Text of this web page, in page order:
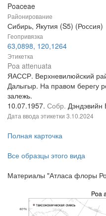
Poaceae
Районирование
Сибирь, Якутия (S5) (Россия)
Геопривязка
63,0898, 120,1264
Этикетка
Poa attenuata
ЯАССР. Верхневилюйский
Далыгыр. На правом берегу
залежь.
10.07.1957. Собр. Дэндэвийн
Дата ввода этикетки 3.10.2024
Полная карточка
Все образцы этого вида
Материалы "Атласа флоры